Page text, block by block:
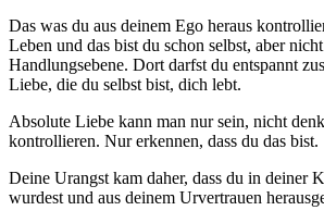
Das was du aus deinem Ego heraus
Leben und das bist du schon selbst, aber
Handlungsebene. Dort darfst du entspannt
Liebe, die du selbst bist, dich lebt.
Absolute Liebe kann man nur sein, nicht
kontrollieren. Nur erkennen, dass du das bist.
Deine Urangst kam daher, dass du in deiner
wurdest und aus deinem Urvertrauen